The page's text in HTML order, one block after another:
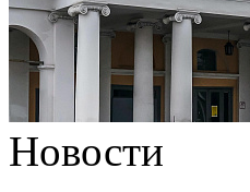
Новости